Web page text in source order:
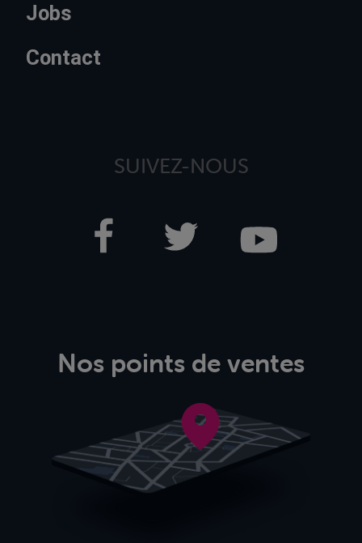
Jobs
Contact
SUIVEZ-NOUS
Nos points de ventes